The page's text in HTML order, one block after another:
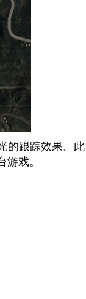
的跟踪效果。此
戏。